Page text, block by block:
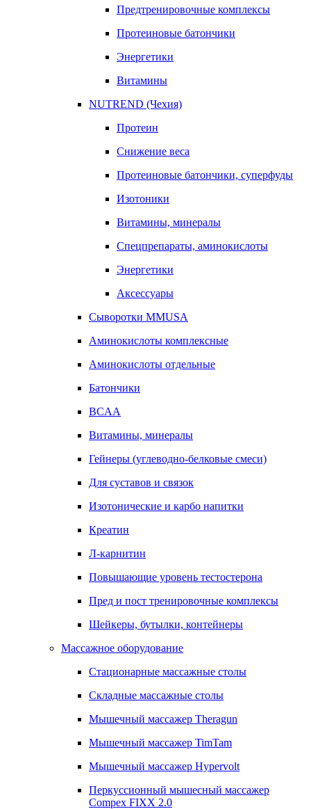
Предтренировочные комплексы
Протеиновые батончики
Энергетики
Витамины
NUTREND (Чехия)
Протеин
Снижение веса
Протеиновые батончики, суперфуды
Изотоники
Витамины, минералы
Спецпрепараты, аминокислоты
Энергетики
Аксессуары
Сыворотки MMUSA
Аминокислоты комплексные
Аминокислоты отдельные
Батончики
BCAA
Витамины, минералы
Гейнеры (углеводно-белковые смеси)
Для суставов и связок
Изотонические и карбо напитки
Креатин
Л-карнитин
Повышающие уровень тестостерона
Пред и пост тренировочные комплексы
Шейкеры, бутылки, контейнеры
Массажное оборудование
Стационарные массажные столы
Складные массажные столы
Мышечный массажер Theragun
Мышечный массажер TimTam
Мышечный массажер Hypervolt
Перкуссионный мышесный массажер
Compex FIXX 2.0